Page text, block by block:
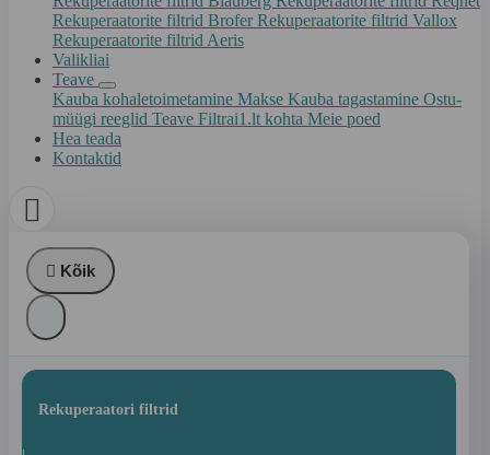
Rekuperaatorite filtrid Brofer Rekuperaatorite filtrid Vallox
Rekuperaatorite filtrid Aeris
Valikliai
Teave
Kauba kohaletoimetamine Makse Kauba tagastamine Ostu-
müügi reeglid Teave Filtrai1.lt kohta Meie poed
Hea teada
Kontaktid

 Kõik
Rekuperaatori filtrid